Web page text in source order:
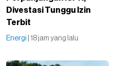
Divestasi Tunggu Izin
Terbit
Energi | 18 jam yang lalu